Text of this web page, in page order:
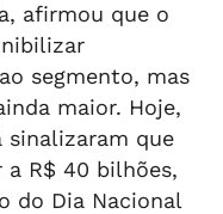
afirmou que o
segmento, mas
maior. Hoje,
sinalizaram que
a R$ 40 bilhões,
do Dia Nacional